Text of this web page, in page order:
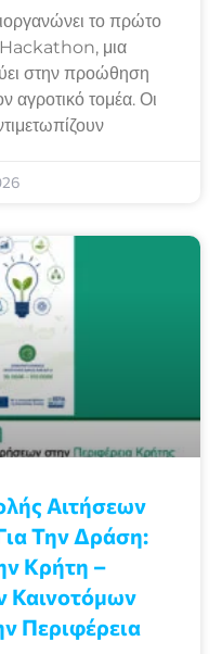
το πρώτο
Hackathon, μια
στην προώθηση
αγροτικό τομέα. Οι
Αιτήσεων
Την Δράση:
Κρήτη –
Καινοτόμων
Περιφέρεια